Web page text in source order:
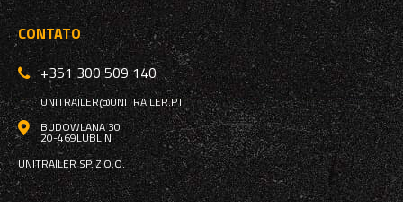
CONTATO
+351 300 509 140
UNITRAILER@UNITRAILER.PT
BUDOWLANA 30
20-469LUBLIN
UNITRAILER SP. Z O.O.